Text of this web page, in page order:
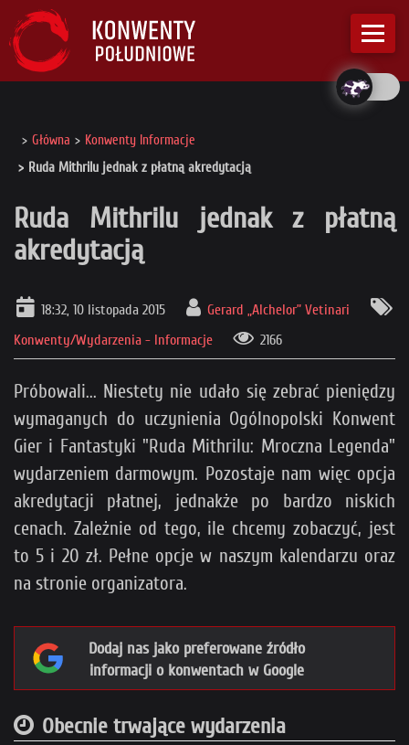
Główna
Konwenty Informacje
Ruda Mithrilu jednak z płatną akredytacją
Ruda Mithrilu jednak z płatną
akredytacją
18:32, 10 listopada 2015
Gerard „Alchelor” Vetinari
Konwenty/Wydarzenia - Informacje
2166
Próbowali... Niestety nie udało się zebrać pieniędzy
wymaganych do uczynienia Ogólnopolski Konwent
Gier i Fantastyki "Ruda Mithrilu: Mroczna Legenda"
wydarzeniem darmowym. Pozostaje nam więc opcja
akredytacji płatnej, jednakże po bardzo niskich
cenach. Zależnie od tego, ile chcemy zobaczyć, jest
to 5 i 20 zł. Pełne opcje w naszym kalendarzu oraz
na stronie organizatora.
Dodaj nas jako preferowane źródło
informacji o konwentach w Google
Obecnie trwające wydarzenia